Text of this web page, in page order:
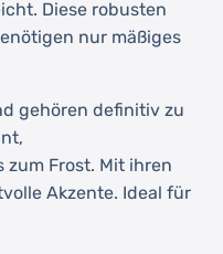
Diese robusten
nur mäßiges
gehören definitiv zu
Frost. Mit ihren
Akzente. Ideal für